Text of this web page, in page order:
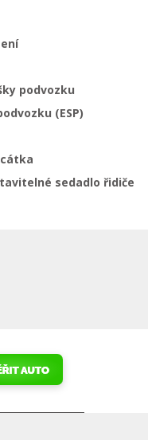
podvozku
(ESP)
sedadlo řidiče